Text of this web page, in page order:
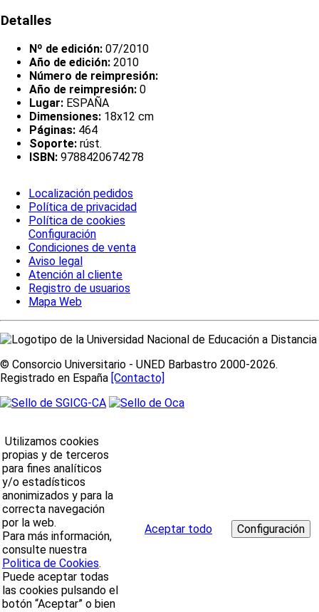
Detalles
Nº de edición: 07/2010
Año de edición: 2010
Número de reimpresión:
Año de reimpresión: 0
Lugar: ESPAÑA
Dimensiones: 18x12 cm
Páginas: 464
Soporte: rúst.
ISBN: 9788420674278
Localización pedidos
Política de privacidad
Política de cookies
Configuración
Condiciones de venta
Aviso legal
Atención al cliente
Registro de usuarios
Mapa Web
© Consorcio Universitario - UNED Barbastro 2000-2026.
Registrado en España [Contacto]
Utilizamos cookies
propias y de terceros
para fines analíticos
y/o estadísticos
anonimizados y para la
correcta navegación
por la web.
Para más información,
consulte nuestra
Politica de Cookies.
Puede aceptar todas
las cookies pulsando el
botón “Aceptar” o bien
Aceptar todo